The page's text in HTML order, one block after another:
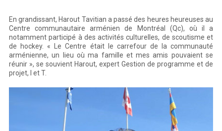
En grandissant, Harout Tavitian a passé des heures heureuses au
Centre communautaire arménien de Montréal (Qc), où il a
notamment participé à des activités culturelles, de scoutisme et
de hockey. « Le Centre était le carrefour de la communauté
arménienne, un lieu où ma famille et mes amis pouvaient se
réunir », se souvient Harout, expert Gestion de programme et de
projet, I et T.